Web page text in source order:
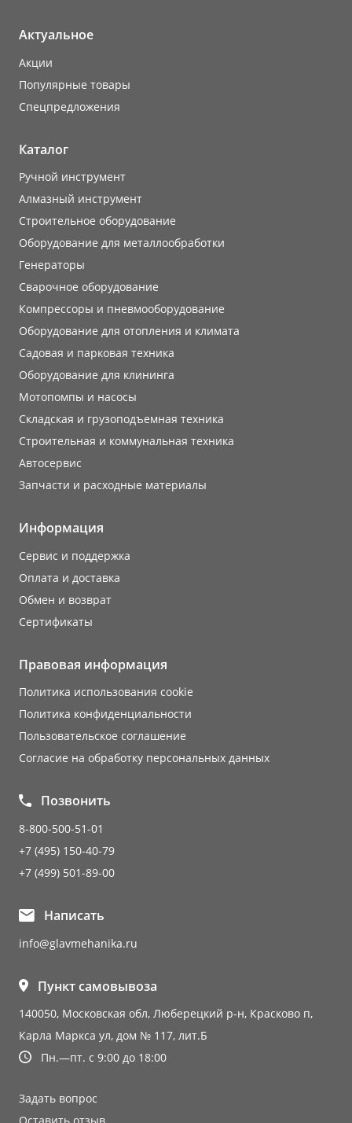
Актуальное
Акции
Популярные товары
Cпецпредложения
Каталог
Ручной инструмент
Алмазный инструмент
Строительное оборудование
Оборудование для металлообработки
Генераторы
Сварочное оборудование
Компрессоры и пневмооборудование
Оборудование для отопления и климата
Садовая и парковая техника
Оборудование для клининга
Мотопомпы и насосы
Складская и грузоподъемная техника
Строительная и коммунальная техника
Автосервис
Запчасти и расходные материалы
Информация
Сервис и поддержка
Оплата и доставка
Обмен и возврат
Сертификаты
Правовая информация
Политика использования cookie
Политика конфиденциальности
Пользовательское соглашение
Согласие на обработку персональных данных
Позвонить
8-800-500-51-01
+7 (495) 150-40-79
+7 (499) 501-89-00
Написать
info@glavmehanika.ru
Пункт самовывоза
140050, Московская обл, Люберецкий р-н, Красково п,
Карла Маркса ул, дом № 117, лит.Б
Пн.—пт. с 9:00 до 18:00
Задать вопрос